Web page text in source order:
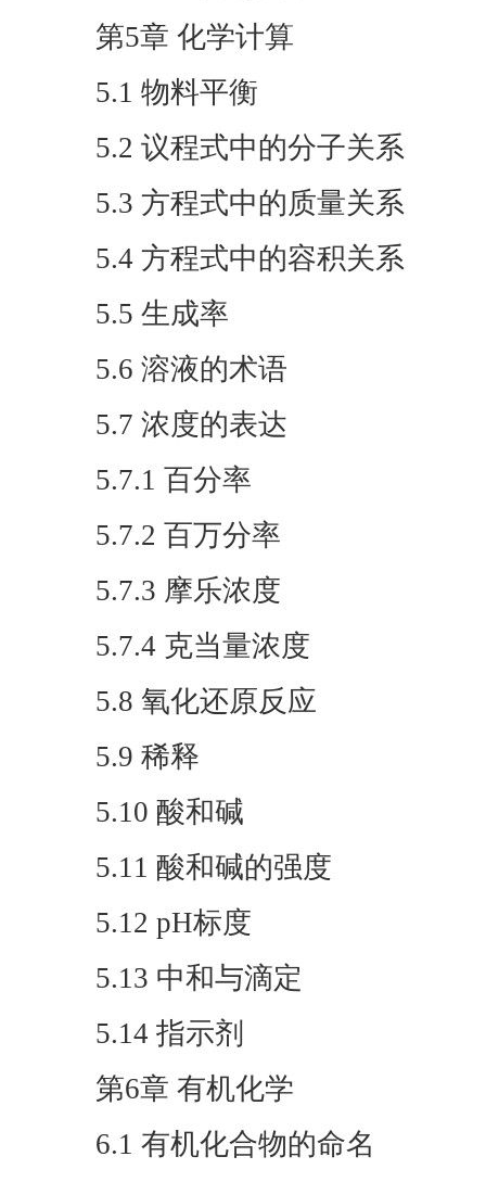
第5章 化学计算
5.1 物料平衡
5.2 议程式中的分子关系
5.3 方程式中的质量关系
5.4 方程式中的容积关系
5.5 生成率
5.6 溶液的术语
5.7 浓度的表达
5.7.1 百分率
5.7.2 百万分率
5.7.3 摩乐浓度
5.7.4 克当量浓度
5.8 氧化还原反应
5.9 稀释
5.10 酸和碱
5.11 酸和碱的强度
5.12 pH标度
5.13 中和与滴定
5.14 指示剂
第6章 有机化学
6.1 有机化合物的命名